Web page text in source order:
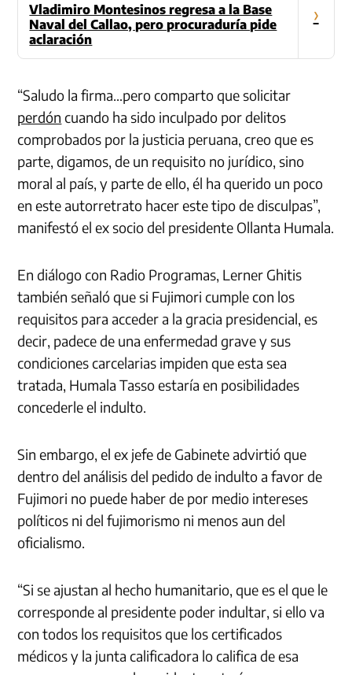
Vladimiro Montesinos regresa a la Base
Naval del Callao, pero procuraduría pide
aclaración
›
“Saludo la firma…pero comparto que solicitar
perdón cuando ha sido inculpado por delitos
comprobados por la justicia peruana, creo que es
parte, digamos, de un requisito no jurídico, sino
moral al país, y parte de ello, él ha querido un poco
en este autorretrato hacer este tipo de disculpas”,
manifestó el ex socio del presidente Ollanta Humala.
En diálogo con Radio Programas, Lerner Ghitis
también señaló que si Fujimori cumple con los
requisitos para acceder a la gracia presidencial, es
decir, padece de una enfermedad grave y sus
condiciones carcelarias impiden que esta sea
tratada, Humala Tasso estaría en posibilidades
concederle el indulto.
Sin embargo, el ex jefe de Gabinete advirtió que
dentro del análisis del pedido de indulto a favor de
Fujimori no puede haber de por medio intereses
políticos ni del fujimorismo ni menos aun del
oficialismo.
“Si se ajustan al hecho humanitario, que es el que le
corresponde al presidente poder indultar, si ello va
con todos los requisitos que los certificados
médicos y la junta calificadora lo califica de esa